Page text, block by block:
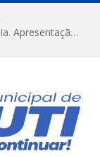
FESTRIBAL 2026 – No Coração da Amazônia. Apresentação da Munduruku.